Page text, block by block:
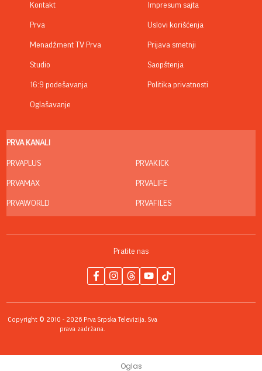
Kontakt
Prva
Menadžment TV Prva
Studio
16:9 podešavanja
Oglašavanje
Impresum sajta
Uslovi korišćenja
Prijava smetnji
Saopštenja
Politika privatnosti
PRVA KANALI
PRVAPLUS
PRVAMAX
PRVAWORLD
PRVAKICK
PRVALIFE
PRVAFILES
Pratite nas
Copyright © 2010 - 2026 Prva Srpska Televizija. Sva
prava zadržana.